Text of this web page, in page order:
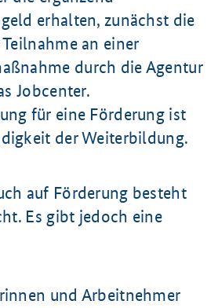
erhalten, zunächst die
an einer
durch die Agentur
Jobcenter.
für eine Förderung ist
der Weiterbildung.
auf Förderung besteht
Es gibt jedoch eine
und Arbeitnehmer